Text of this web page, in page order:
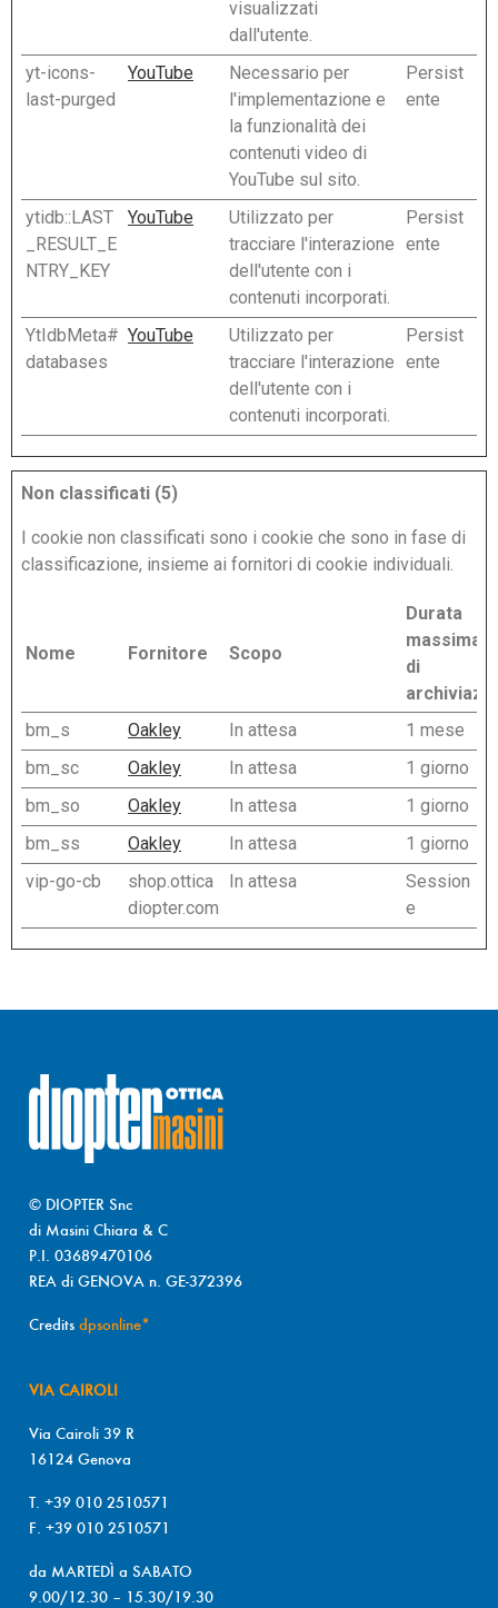
visualizzati
dall'utente.
yt-icons-
last-purged
YouTube
Necessario per
l'implementazione e
la funzionalità dei
contenuti video di
YouTube sul sito.
Persist
ente
ytidb::LAST
_RESULT_E
NTRY_KEY
YouTube
Utilizzato per
tracciare l'interazione
dell'utente con i
contenuti incorporati.
Persist
ente
YtIdbMeta#
databases
YouTube
Utilizzato per
tracciare l'interazione
dell'utente con i
contenuti incorporati.
Persist
ente
Non classificati (5)
I cookie non classificati sono i cookie che sono in fase di
classificazione, insieme ai fornitori di cookie individuali.
Nome Fornitore Scopo
Durata
massima
di
bm_s
Oakley In attesa
1 mese
bm_sc
Oakley In attesa
1 giorno
bm_so
Oakley In attesa
1 giorno
bm_ss
Oakley In attesa
1 giorno
vip-go-cb
shop.ottica
diopter.com
In attesa
Session
e
© DIOPTER Snc
di Masini Chiara & C
P.I. 03689470106
REA di GENOVA n. GE-372396
Credits dpsonline*
VIA CAIROLI
Via Cairoli 39 R
16124 Genova
T. +39 010 2510571
F. +39 010 2510571
da MARTEDÌ a SABATO
9.00/12.30 – 15.30/19.30